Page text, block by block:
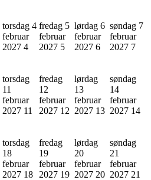
torsdag 4
februar
2027 4
fredag 5
februar
2027 5
lørdag 6
februar
2027 6
søndag 7
februar
2027 7
torsdag
11
februar
2027 11
fredag
12
februar
2027 12
lørdag
13
februar
2027 13
søndag
14
februar
2027 14
torsdag
18
februar
2027 18
fredag
19
februar
2027 19
lørdag
20
februar
2027 20
søndag
21
februar
2027 21